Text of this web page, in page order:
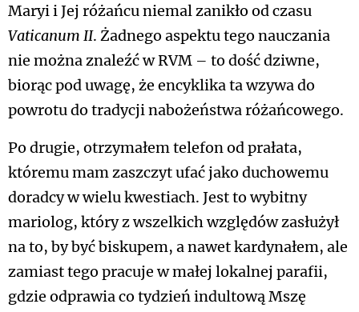
Maryi i Jej różańcu niemal zanikło od czasu
Vaticanum II. Żadnego aspektu tego nauczania
nie można znaleźć w RVM – to dość dziwne,
biorąc pod uwagę, że encyklika ta wzywa do
powrotu do tradycji nabożeństwa różańcowego.
Po drugie, otrzymałem telefon od prałata,
któremu mam zaszczyt ufać jako duchowemu
doradcy w wielu kwestiach. Jest to wybitny
mariolog, który z wszelkich względów zasłużył
na to, by być biskupem, a nawet kardynałem, ale
zamiast tego pracuje w małej lokalnej parafii,
gdzie odprawia co tydzień indultową Mszę